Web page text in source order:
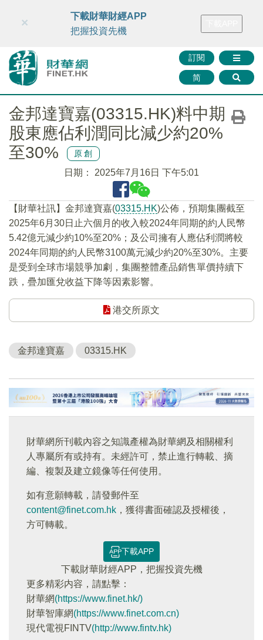
財華智庫網 FINTV FINMETA 財華證券 媒體矩陣
訂閱
简
×
下載財華財經APP
把握投資先機
金邦達寶嘉(03315.HK)料中期
股東應佔利潤同比減少約20%
至30%
原創
日期： 2025年7月16日 下午5:01
【財華社訊】金邦達寶嘉(03315.HK)公佈，預期集團截至
2025年6月30日止六個月的收入較2024年同期的約人民幣
5.42億元減少約10%至20%；及公司擁有人應佔利潤將較
2024年同期的約人民幣3100萬元減少約20%至30%。主要
是受到全球市場競爭加劇，集團整體產品銷售單價持續下
跌，疊加匯兌收益下降等因素影響。
港交所原文
金邦達寶嘉 03315.HK
財華網所刊載內容之知識產權為財華網及相關權利
人專屬所有或持有。未經許可，禁止進行轉載、摘
編、複製及建立鏡像等任何使用。
如有意願轉載，請發郵件至
content@finet.com.hk ，獲得書面確認及授權後，
方可轉載。
下載APP
下載財華財經APP，把握投資先機
更多精彩内容，請點擊：
財華網(https://www.finet.hk/)
財華智庫網(https://www.finet.com.cn)
現代電視FINTV(http://www.fintv.hk)